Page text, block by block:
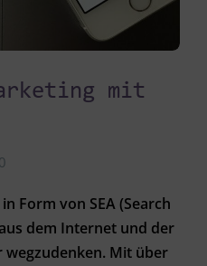
mit
Form von SEA (Search
dem Internet und der
wegzudenken. Mit über